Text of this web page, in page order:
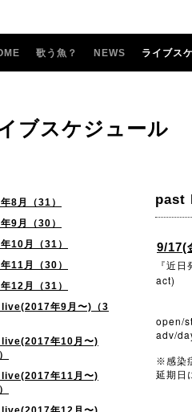
歌う魚？ NEWS ライブス
8月（31）
9月（30）
10月（31）
11月（30）
12月（31）
年9月〜)（3
年10月〜)
年11月〜)
ブスケジュール
past
9/17(
『近日
act)
open/
adv/
※感染
延期日